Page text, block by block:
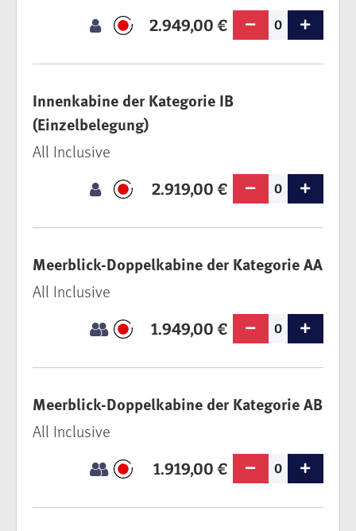
2.949,00 € 0
Innenkabine der Kategorie IB
(Einzelbelegung)
2.919,00 € 0
All Inclusive
Meerblick-Doppelkabine der Kategorie AA
1.949,00 € 0
All Inclusive
Meerblick-Doppelkabine der Kategorie AB
1.919,00 € 0
All Inclusive